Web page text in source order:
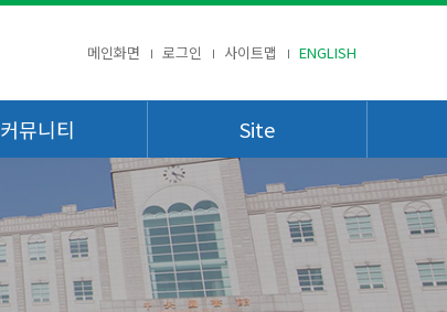
메인화면 로그인 사이트맵 ENGLISH
커뮤니티 Site